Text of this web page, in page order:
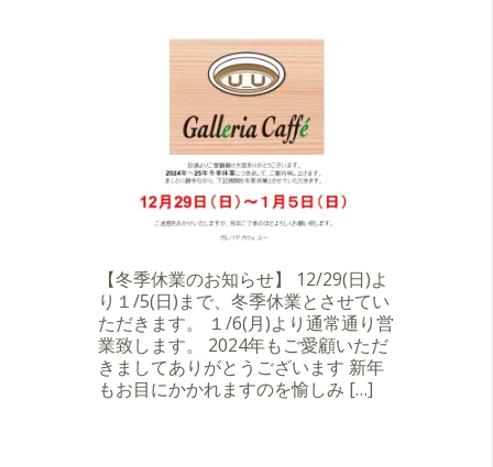
【冬季休業のお知らせ】 12/29(日)よ
り１/5(日)まで、冬季休業とさせてい
ただきます。 １/6(月)より通常通り営
業致します。 2024年もご愛顧いただ
きましてありがとうございます 新年
もお目にかかれますのを愉しみ […]